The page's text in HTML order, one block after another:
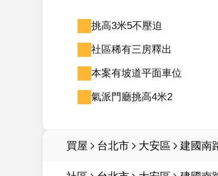
挑高3米5不壓迫
社區稀有三房釋出
本案有坡道平面車位
氣派門廳挑高4米2
買屋 台北市 大安區 建國南